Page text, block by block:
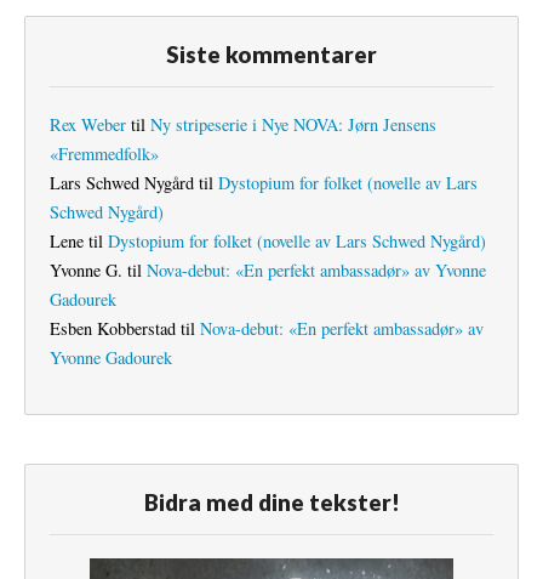
Siste kommentarer
Rex Weber til Ny stripeserie i Nye NOVA: Jørn Jensens
«Fremmedfolk»
Lars Schwed Nygård til Dystopium for folket (novelle av Lars
Schwed Nygård)
Lene til Dystopium for folket (novelle av Lars Schwed Nygård)
Yvonne G. til Nova-debut: «En perfekt ambassadør» av Yvonne
Gadourek
Esben Kobberstad til Nova-debut: «En perfekt ambassadør» av
Yvonne Gadourek
Bidra med dine tekster!